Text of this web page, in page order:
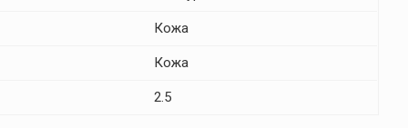
Кожа
Кожа
2.5